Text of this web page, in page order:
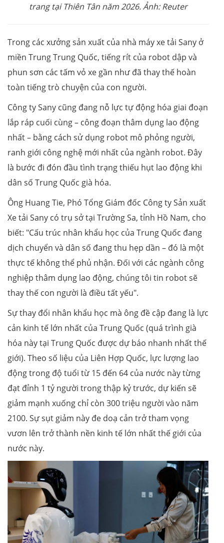
trang tại Thiên Tân năm 2026. Ảnh: Reuter
Trong các xưởng sản xuất của nhà máy xe tải Sany ở
miền Trung Trung Quốc, tiếng rít của robot dập và
phun sơn các tấm vỏ xe gần như đã thay thế hoàn
toàn tiếng trò chuyện của con người.
Công ty Sany cũng đang nỗ lực tự động hóa giai đoạn
lắp ráp cuối cùng – công đoạn thâm dụng lao động
nhất – bằng cách sử dụng robot mô phỏng người,
ranh giới công nghệ mới nhất của ngành robot. Đây
là bước đi đón đầu tình trạng thiếu hụt lao động khi
dân số Trung Quốc già hóa.
Ông Huang Tie, Phó Tổng Giám đốc Công ty Sản xuất
Xe tải Sany có trụ sở tại Trường Sa, tỉnh Hồ Nam, cho
biết: "Cấu trúc nhân khẩu học của Trung Quốc đang
dịch chuyển và dân số đang thu hẹp dần – đó là một
thực tế không thể phủ nhận. Đối với các ngành công
nghiệp thâm dụng lao động, chúng tôi tin robot sẽ
thay thế con người là điều tất yếu".
Sự thay đổi nhân khẩu học mà ông đề cập đang là lực
cản kinh tế lớn nhất của Trung Quốc (quá trình già
hóa này tại Trung Quốc được dự báo nhanh nhất thế
giới). Theo số liệu của Liên Hợp Quốc, lực lượng lao
động trong độ tuổi từ 15 đến 64 của nước này từng
đạt đỉnh 1 tỷ người trong thập kỷ trước, dự kiến sẽ
giảm mạnh xuống chỉ còn 300 triệu người vào năm
2100. Sự sụt giảm này đe doạ cản trở tham vọng
vươn lên trở thành nền kinh tế lớn nhất thế giới của
nước này.